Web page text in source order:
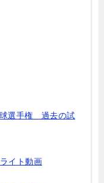
選手権 過去の試
イト動画